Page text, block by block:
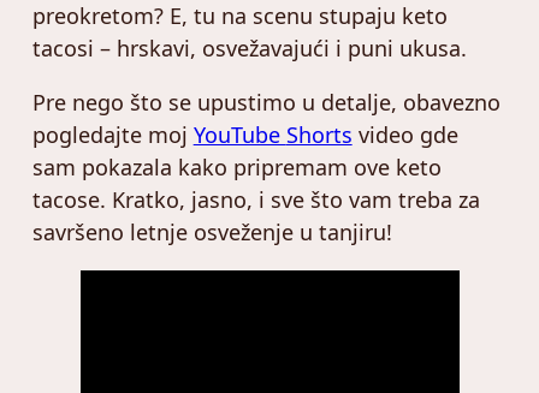
preokretom? E, tu na scenu stupaju keto
tacosi – hrskavi, osvežavajući i puni ukusa.
Pre nego što se upustimo u detalje, obavezno
pogledajte moj YouTube Shorts video gde
sam pokazala kako pripremam ove keto
tacose. Kratko, jasno, i sve što vam treba za
savršeno letnje osveženje u tanjiru!